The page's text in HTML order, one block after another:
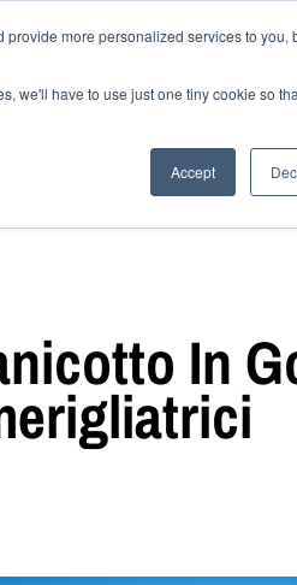
more personalized services to you,
we'll have to use just one tiny cookie so
Accept
scegliere il sanfor
Blog
In